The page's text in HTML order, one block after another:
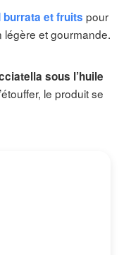
et fruits pour
légère et gourmande.
sous l’huile
le produit se